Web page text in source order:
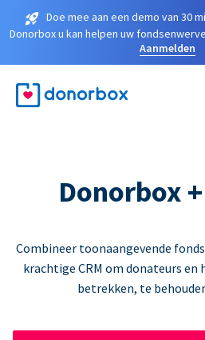
Doe mee aan een demo van 30
Donorbox u kan helpen uw
Aanmelden
Donorbox
Combineer toonaangevende
krachtige CRM om donateurs
betrekken, te